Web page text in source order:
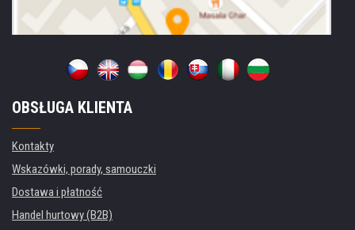
OBSŁUGA KLIENTA
Kontakty
Wskazówki, porady, samouczki
Dostawa i płatność
Handel hurtowy (B2B)